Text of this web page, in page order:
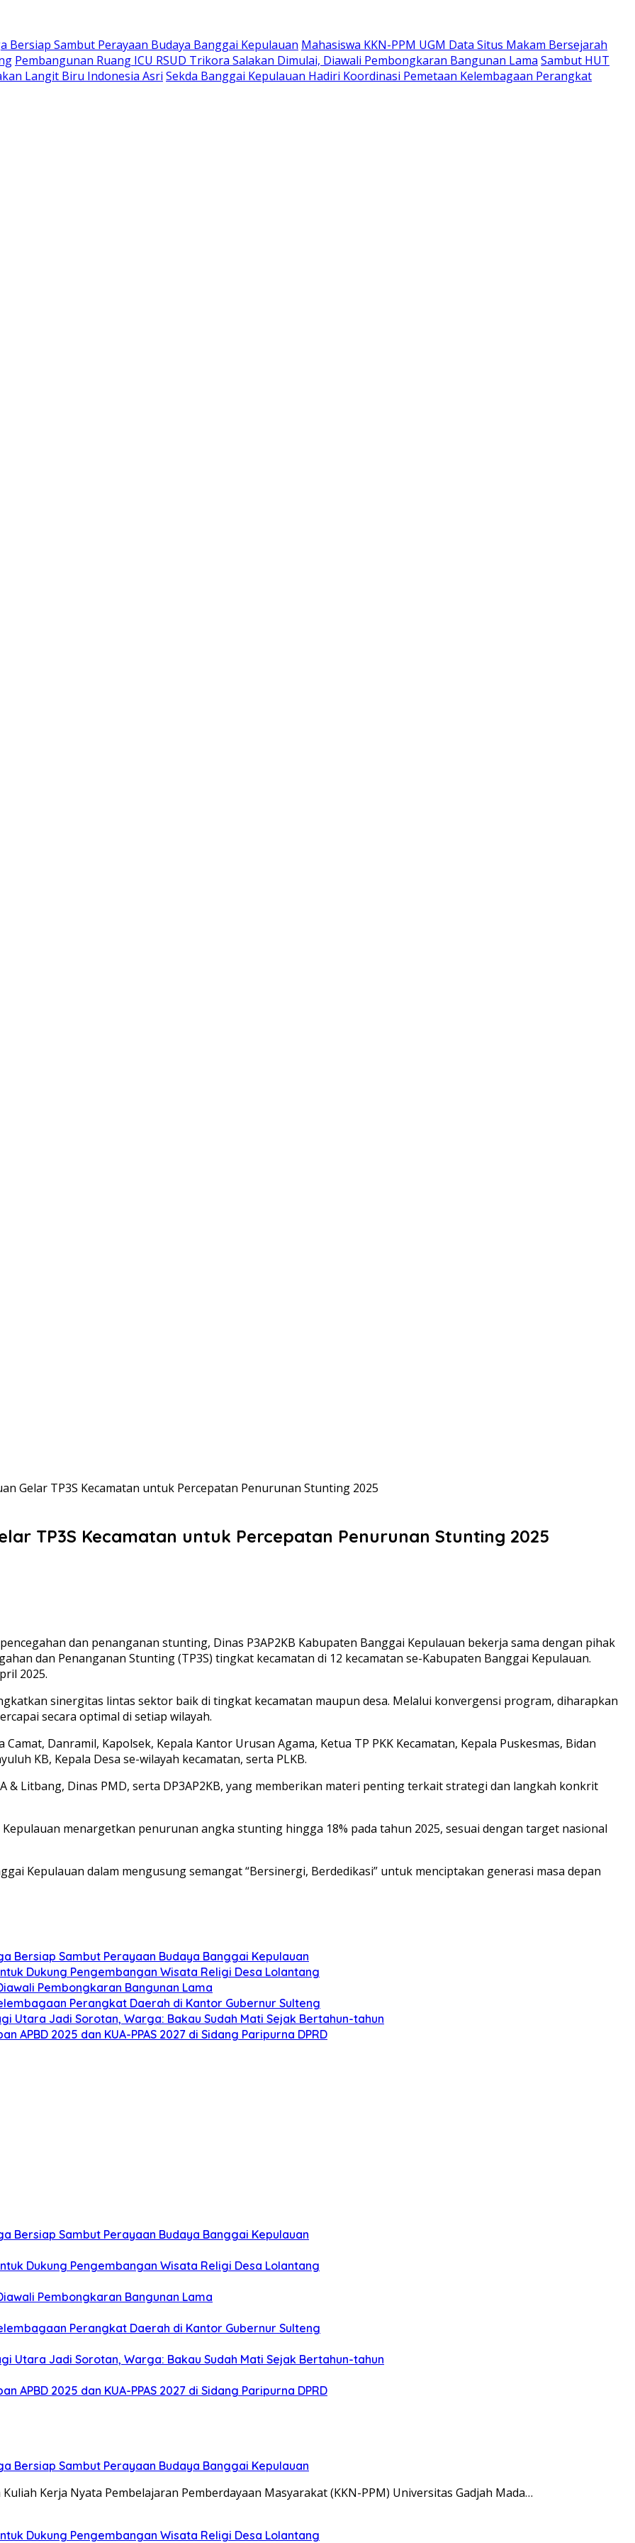
Bersiap Sambut Perayaan Budaya Banggai Kepulauan Mahasiswa KKN-PPM UGM Data Situs Makam Bersejarah
Pembangunan Ruang ICU RSUD Trikora Salakan Dimulai, Diawali Pembongkaran Bangunan Lama Sambut HUT
Langit Biru Indonesia Asri Sekda Banggai Kepulauan Hadiri Koordinasi Pemetaan Kelembagaan Perangkat
Gelar TP3S Kecamatan untuk Percepatan Penurunan Stunting 2025
TP3S Kecamatan untuk Percepatan Penurunan Stunting 2025
dan penanganan stunting, Dinas P3AP2KB Kabupaten Banggai Kepulauan bekerja sama dengan pihak
dan Penanganan Stunting (TP3S) tingkat kecamatan di 12 kecamatan se-Kabupaten Banggai Kepulauan.
2025.
sinergitas lintas sektor baik di tingkat kecamatan maupun desa. Melalui konvergensi program, diharapkan
secara optimal di setiap wilayah.
Danramil, Kapolsek, Kepala Kantor Urusan Agama, Ketua TP PKK Kecamatan, Kepala Puskesmas, Bidan
KB, Kepala Desa se-wilayah kecamatan, serta PLKB.
& Litbang, Dinas PMD, serta DP3AP2KB, yang memberikan materi penting terkait strategi dan langkah konkrit
menargetkan penurunan angka stunting hingga 18% pada tahun 2025, sesuai dengan target nasional
Kepulauan dalam mengusung semangat “Bersinergi, Berdedikasi” untuk menciptakan generasi masa depan
Bersiap Sambut Perayaan Budaya Banggai Kepulauan
Dukung Pengembangan Wisata Religi Desa Lolantang
Pembongkaran Bangunan Lama
Perangkat Daerah di Kantor Gubernur Sulteng
Utara Jadi Sorotan, Warga: Bakau Sudah Mati Sejak Bertahun-tahun
2025 dan KUA-PPAS 2027 di Sidang Paripurna DPRD
Bersiap Sambut Perayaan Budaya Banggai Kepulauan
Dukung Pengembangan Wisata Religi Desa Lolantang
Pembongkaran Bangunan Lama
Perangkat Daerah di Kantor Gubernur Sulteng
Utara Jadi Sorotan, Warga: Bakau Sudah Mati Sejak Bertahun-tahun
2025 dan KUA-PPAS 2027 di Sidang Paripurna DPRD
Bersiap Sambut Perayaan Budaya Banggai Kepulauan
Kerja Nyata Pembelajaran Pemberdayaan Masyarakat (KKN-PPM) Universitas Gadjah Mada…
Dukung Pengembangan Wisata Religi Desa Lolantang